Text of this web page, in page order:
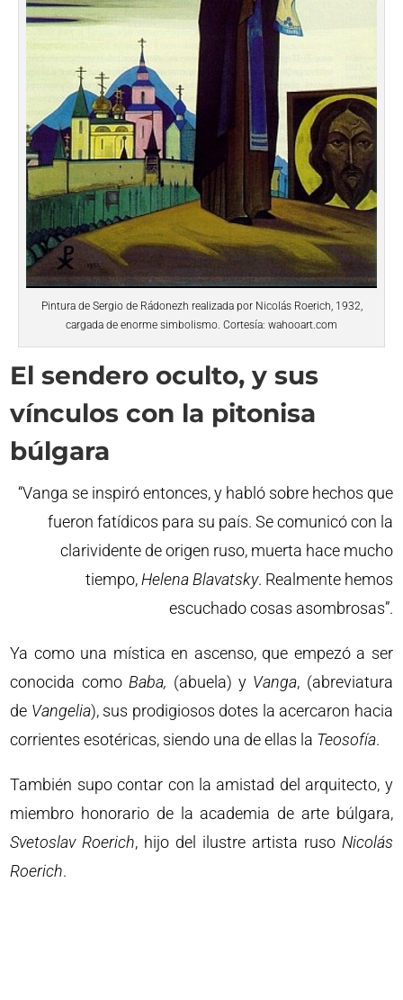
Pintura de Sergio de Rádonezh realizada por Nicolás Roerich, 1932,
cargada de enorme simbolismo. Cortesía: wahooart.com
El sendero oculto, y sus
vínculos con la pitonisa
búlgara
“Vanga se inspiró entonces, y habló sobre hechos que
fueron fatídicos para su país. Se comunicó con la
clarividente de origen ruso, muerta hace mucho
tiempo,Helena Blavatsky. Realmente hemos
escuchado cosas asombrosas”.
Ya como una mística en ascenso, que empezó a ser
conocida comoBaba, (abuela) y Vanga, (abreviatura
de Vangelia), sus prodigiosos dotes la acercaron hacia
corrientes esotéricas, siendo una de ellas la Teosofía.
También supo contar con la amistad del arquitecto, y
miembro honorario de la academia de arte búlgara,
Svetoslav Roerich, hijo del ilustre artista ruso Nicolás
Roerich.